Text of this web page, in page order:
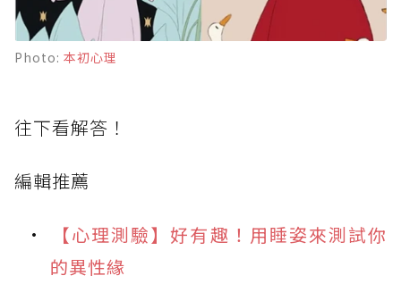
Photo: 本初心理
往下看解答！
編輯推薦
【心理測驗】好有趣！用睡姿來測試你
的異性緣